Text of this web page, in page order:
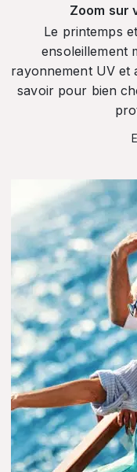
Zoom sur
Le printemps
ensoleillement
rayonnement UV et
savoir pour bien